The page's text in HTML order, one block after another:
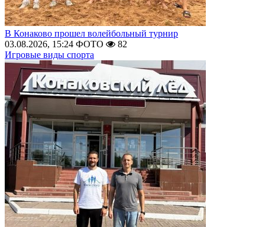
В Конаково прошел волейбольный турнир
03.08.2026, 15:24 ФОТО
82
Игровые виды спорта